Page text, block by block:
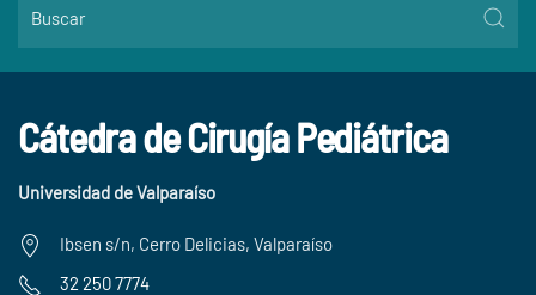
Cátedra de Cirugía Pediátrica
Universidad de Valparaíso
Ibsen s/n, Cerro Delicias, Valparaíso
32 250 7774